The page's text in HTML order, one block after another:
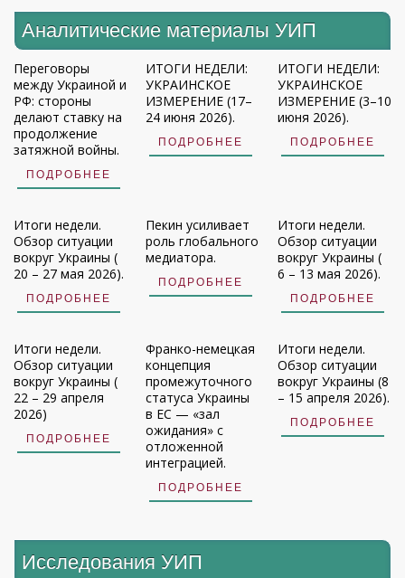
Аналитические материалы УИП
Переговоры
между Украиной и
РФ: стороны
делают ставку на
продолжение
затяжной войны.
ПОДРОБНЕЕ
ИТОГИ НЕДЕЛИ:
УКРАИНСКОЕ
ИЗМЕРЕНИЕ (17–
24 июня 2026).
ПОДРОБНЕЕ
ИТОГИ НЕДЕЛИ:
УКРАИНСКОЕ
ИЗМЕРЕНИЕ (3–10
июня 2026).
ПОДРОБНЕЕ
Итоги недели.
Обзор ситуации
вокруг Украины (
20 – 27 мая 2026).
ПОДРОБНЕЕ
Пекин усиливает
роль глобального
медиатора.
ПОДРОБНЕЕ
Итоги недели.
Обзор ситуации
вокруг Украины (
6 – 13 мая 2026).
ПОДРОБНЕЕ
Итоги недели.
Обзор ситуации
вокруг Украины (
22 – 29 апреля
2026)
ПОДРОБНЕЕ
Франко-немецкая
концепция
промежуточного
статуса Украины
в ЕС — «зал
ожидания» с
отложенной
интеграцией.
ПОДРОБНЕЕ
Итоги недели.
Обзор ситуации
вокруг Украины (8
– 15 апреля 2026).
ПОДРОБНЕЕ
Исследования УИП